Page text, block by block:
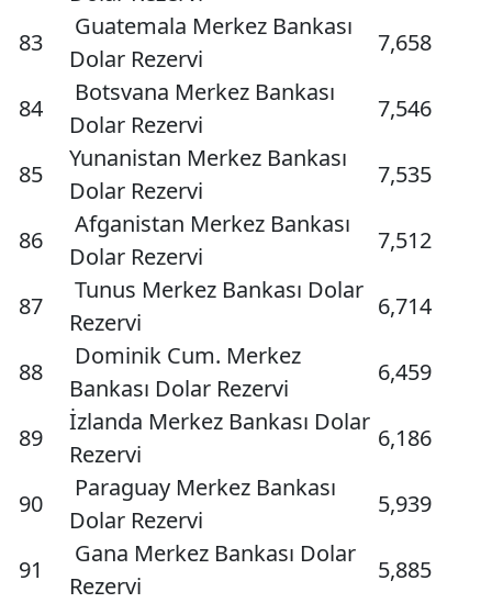
83
Guatemala Merkez Bankası
Dolar Rezervi
7,658
84
Botsvana Merkez Bankası
Dolar Rezervi
7,546
85
Yunanistan Merkez Bankası
Dolar Rezervi
7,535
86
Afganistan Merkez Bankası
Dolar Rezervi
7,512
87
Tunus Merkez Bankası Dolar
Rezervi
6,714
88
Dominik Cum. Merkez
Bankası Dolar Rezervi
6,459
89
İzlanda Merkez Bankası Dolar
Rezervi
6,186
90
Paraguay Merkez Bankası
Dolar Rezervi
5,939
91
Gana Merkez Bankası Dolar
Rezervi
5,885